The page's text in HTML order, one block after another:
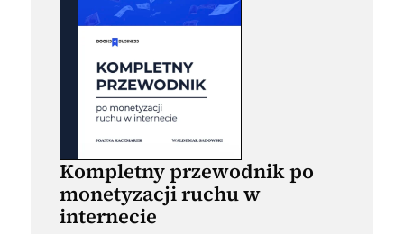
Kompletny przewodnik po
monetyzacji ruchu w
internecie